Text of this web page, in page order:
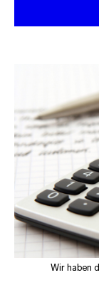
Wir haben